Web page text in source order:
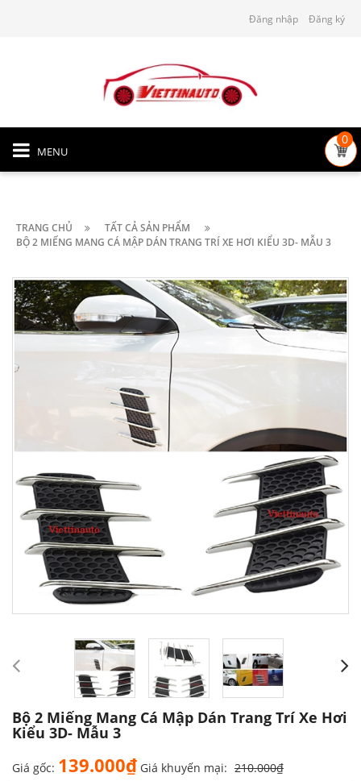
Đăng nhập Đăng ký
MENU
0
TRANG CHỦ
TẤT CẢ SẢN PHẨM
BỘ 2 MIẾNG MANG CÁ MẬP DÁN TRANG TRÍ XE HƠI KIỂU 3D- MẪU 3
Bộ 2 Miếng Mang Cá Mập Dán Trang Trí Xe Hơi
Kiểu 3D- Mẫu 3
Giá gốc: 139.000₫ Giá khuyến mại: 210.000₫